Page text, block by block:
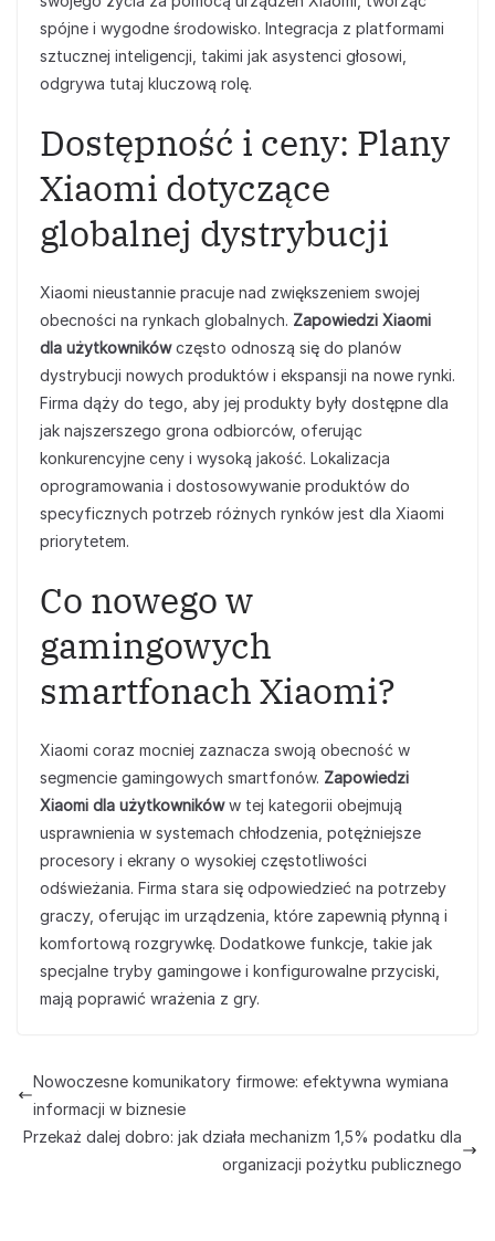
spójne i wygodne środowisko. Integracja z platformami
sztucznej inteligencji, takimi jak asystenci głosowi,
odgrywa tutaj kluczową rolę.
Dostępność i ceny: Plany
Xiaomi dotyczące
globalnej dystrybucji
Xiaomi nieustannie pracuje nad zwiększeniem swojej
obecności na rynkach globalnych. Zapowiedzi Xiaomi
dla użytkownikówczęsto odnoszą się do planów
dystrybucji nowych produktów i ekspansji na nowe rynki.
Firma dąży do tego, aby jej produkty były dostępne dla
jak najszerszego grona odbiorców, oferując
konkurencyjne ceny i wysoką jakość. Lokalizacja
oprogramowania i dostosowywanie produktów do
specyficznych potrzeb różnych rynków jest dla Xiaomi
priorytetem.
Co nowego w
gamingowych
smartfonach Xiaomi?
Xiaomi coraz mocniej zaznacza swoją obecność w
segmencie gamingowych smartfonów. Zapowiedzi
Xiaomi dla użytkownikóww tej kategorii obejmują
usprawnienia w systemach chłodzenia, potężniejsze
procesory i ekrany o wysokiej częstotliwości
odświeżania. Firma stara się odpowiedzieć na potrzeby
graczy, oferując im urządzenia, które zapewnią płynną i
komfortową rozgrywkę. Dodatkowe funkcje, takie jak
specjalne tryby gamingowe i konfigurowalne przyciski,
mają poprawić wrażenia z gry.
Nowoczesne komunikatory firmowe: efektywna wymiana
informacji w biznesie
Przekaż dalej dobro: jak działa mechanizm 1,5% podatku dla
organizacji pożytku publicznego